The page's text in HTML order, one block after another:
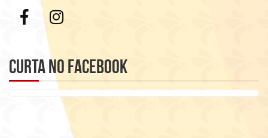
Curta no Facebook